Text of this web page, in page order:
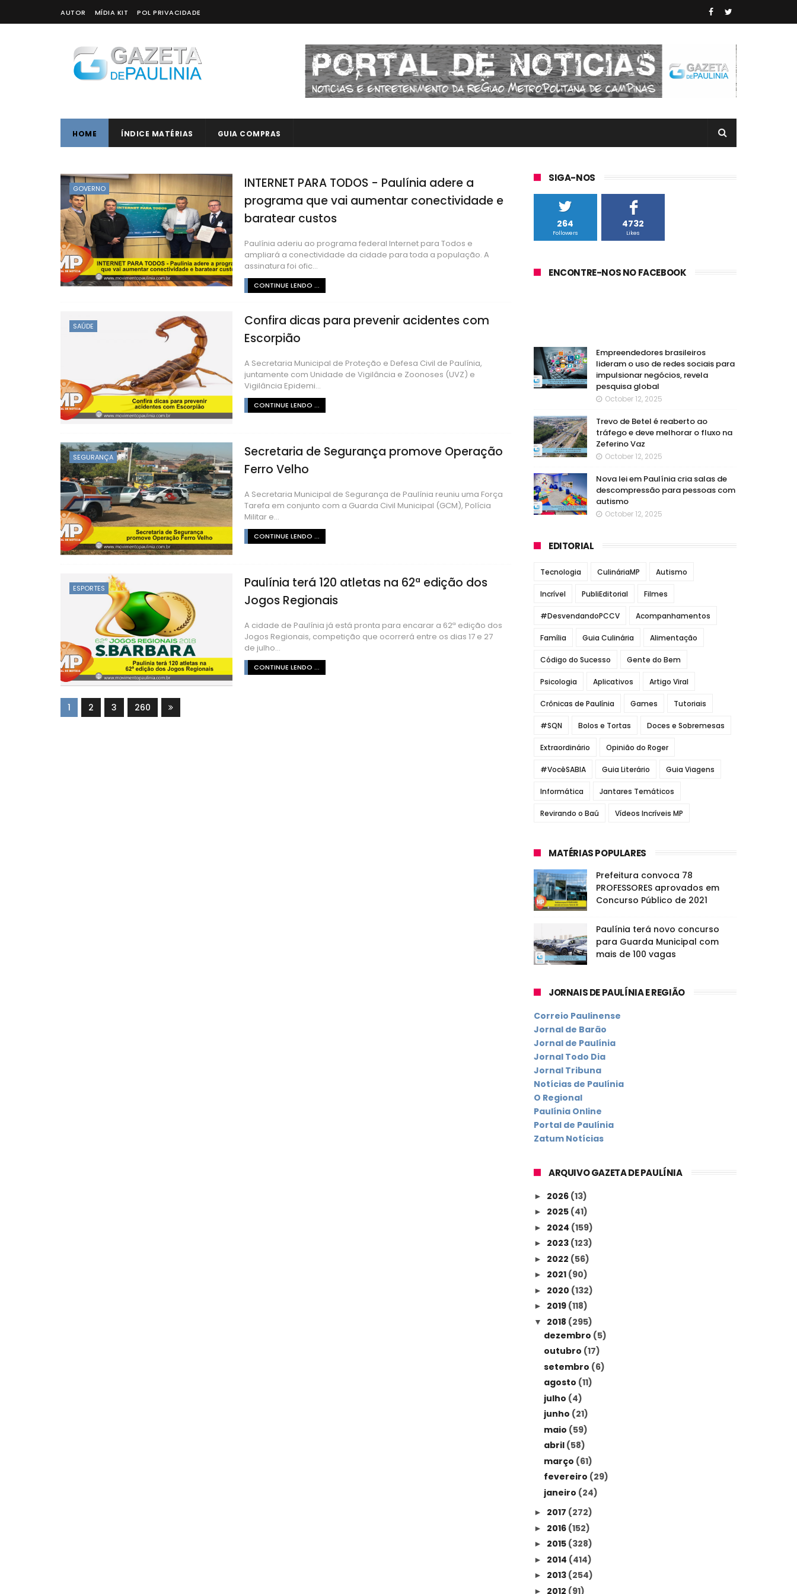
AUTOR MÍDIA KIT POL PRIVACIDADE
HOME ÍNDICE MATÉRIAS GUIA COMPRAS
GOVERNO
INTERNET PARA TODOS - Paulínia adere a
programa que vai aumentar conectividade e
baratear custos
Paulínia aderiu ao programa federal Internet para Todos e
ampliará a conectividade da cidade para toda a população. A
assinatura foi ofic...
CONTINUE LENDO ...
SAÚDE
Confira dicas para prevenir acidentes com
Escorpião
A Secretaria Municipal de Proteção e Defesa Civil de Paulínia,
juntamente com Unidade de Vigilância e Zoonoses (UVZ) e
Vigilância Epidemi...
CONTINUE LENDO ...
SEGURANÇA
Secretaria de Segurança promove Operação
Ferro Velho
A Secretaria Municipal de Segurança de Paulínia reuniu uma Força
Tarefa em conjunto com a Guarda Civil Municipal (GCM), Polícia
Militar e...
CONTINUE LENDO ...
ESPORTES
Paulínia terá 120 atletas na 62ª edição dos
Jogos Regionais
A cidade de Paulínia já está pronta para encarar a 62ª edição dos
Jogos Regionais, competição que ocorrerá entre os dias 17 e 27
de julho...
CONTINUE LENDO ...
1 2 3 260
SIGA-NOS
264
Followers
4732
Likes
ENCONTRE-NOS NO FACEBOOK
Empreendedores brasileiros
lideram o uso de redes sociais para
impulsionar negócios, revela
pesquisa global
October 12, 2025
Trevo de Betel é reaberto ao
tráfego e deve melhorar o fluxo na
Zeferino Vaz
October 12, 2025
Nova lei em Paulínia cria salas de
descompressão para pessoas com
autismo
October 12, 2025
EDITORIAL
Tecnologia CulináriaMP Autismo
Incrível PubliEditorial Filmes
#DesvendandoPCCV Acompanhamentos
Família Guia Culinária Alimentação
Código do Sucesso Gente do Bem
Psicologia Aplicativos Artigo Viral
Crônicas de Paulínia Games Tutoriais
#SQN Bolos e Tortas Doces e Sobremesas
Extraordinário Opinião do Roger
#VocêSABIA Guia Literário Guia Viagens
Informática Jantares Temáticos
Revirando o Baú Vídeos Incríveis MP
MATÉRIAS POPULARES
Prefeitura convoca 78
PROFESSORES aprovados em
Concurso Público de 2021
Paulínia terá novo concurso
para Guarda Municipal com
mais de 100 vagas
JORNAIS DE PAULÍNIA E REGIÃO
Correio Paulinense
Jornal de Barão
Jornal de Paulínia
Jornal Todo Dia
Jornal Tribuna
Notícias de Paulínia
O Regional
Paulínia Online
Portal de Paulínia
Zatum Notícias
ARQUIVO GAZETA DE PAULÍNIA
► 2026 (13)
► 2025 (41)
► 2024 (159)
► 2023 (123)
► 2022 (56)
► 2021 (90)
► 2020 (132)
► 2019 (118)
▼ 2018 (295)
dezembro (5)
outubro (17)
setembro (6)
agosto (11)
julho (4)
junho (21)
maio (59)
abril (58)
março (61)
fevereiro (29)
janeiro (24)
► 2017 (272)
► 2016 (152)
► 2015 (328)
► 2014 (414)
► 2013 (254)
► 2012 (91)